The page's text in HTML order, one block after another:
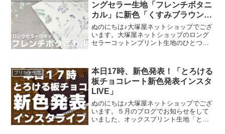
ングセラー生地「フレンチボタニ
カル」に新色「くすみブラウン」
が登場！
ぬのにちは♪大塚屋ネットショップでござ
います。大塚屋ネットショップのロング
セラーコットンプリント生地のひとつ
た「ペールピンク」の再販が、この度決
定いたしました。2026
プリント生地
本日17時、新色発表！「とろける
板チョコレート新色発表インスタ
LIVE」
ぬのにちは♪大塚屋ネットショップでござ
います。５月のブログでお知らせをして
いました、オックスプリント生地「とろ